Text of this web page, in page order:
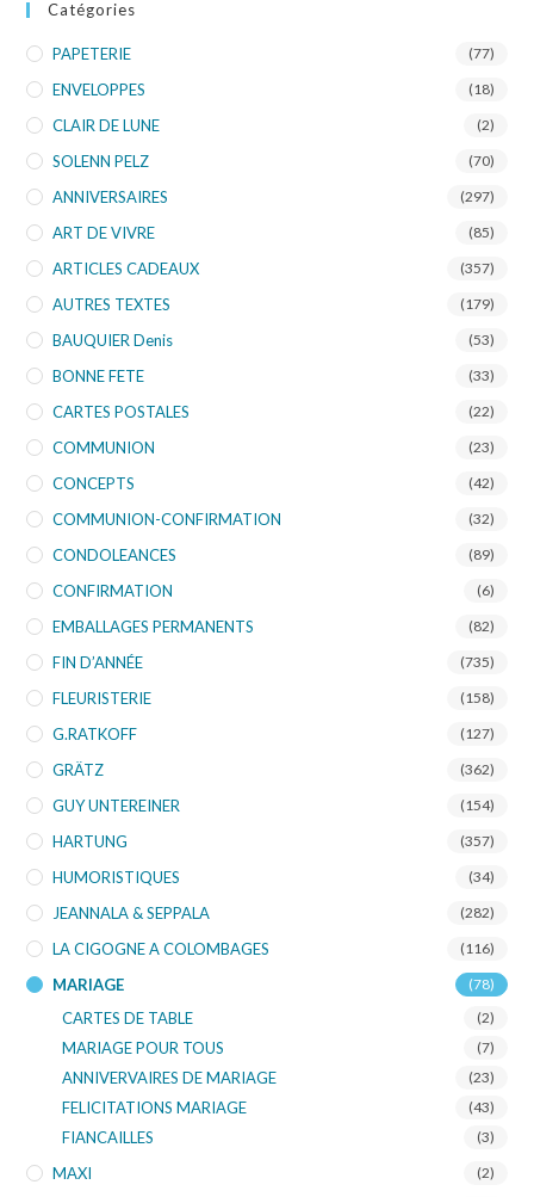
Catégories
PAPETERIE (77)
ENVELOPPES (18)
CLAIR DE LUNE (2)
SOLENN PELZ (70)
ANNIVERSAIRES (297)
ART DE VIVRE (85)
ARTICLES CADEAUX (357)
AUTRES TEXTES (179)
BAUQUIER Denis (53)
BONNE FETE (33)
CARTES POSTALES (22)
COMMUNION (23)
CONCEPTS (42)
COMMUNION-CONFIRMATION (32)
CONDOLEANCES (89)
CONFIRMATION (6)
EMBALLAGES PERMANENTS (82)
FIN D’ANNÉE (735)
FLEURISTERIE (158)
G.RATKOFF (127)
GRÄTZ (362)
GUY UNTEREINER (154)
HARTUNG (357)
HUMORISTIQUES (34)
JEANNALA & SEPPALA (282)
LA CIGOGNE A COLOMBAGES (116)
MARIAGE (78)
CARTES DE TABLE (2)
MARIAGE POUR TOUS (7)
ANNIVERVAIRES DE MARIAGE (23)
FELICITATIONS MARIAGE (43)
FIANCAILLES (3)
MAXI (2)